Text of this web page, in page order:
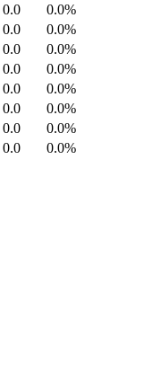
0.0
0.0%
0.0
0.0%
0.0
0.0%
0.0
0.0%
0.0
0.0%
0.0
0.0%
0.0
0.0%
0.0
0.0%